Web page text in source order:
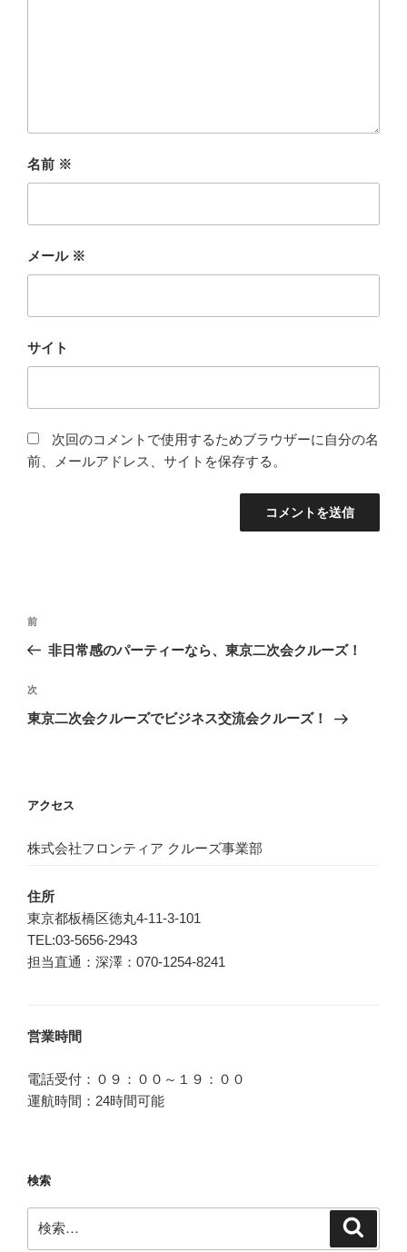
名前 ※
メール ※
サイト
次回のコメントで使用するためブラウザーに自分の名
前、メールアドレス、サイトを保存する。
投
ビ
ゲ
ン
前
の
稿
前
非日常感のパーティーなら、東京二次会クルーズ！
次
の
次
東京二次会クルーズでビジネス交流会クルーズ！
アクセス
株式会社フロンティア クルーズ事業部
住所
東京都板橋区徳丸4-11-3-101
TEL:03-5656-2943
担当直通：深澤：070-1254-8241
営業時間
電話受付：０９：００～１９：００
運航時間：24時間可能
検索
索: